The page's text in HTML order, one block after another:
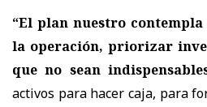
“El plan nuestro
la operación, priorizar
que no sean
activos para hacer caja, para